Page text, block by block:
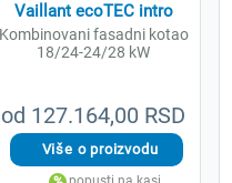
od 127.164,00 RSD
Vaillant ecoTEC intro
Kombinovani fasadni kotao
18/24-24/28 kW